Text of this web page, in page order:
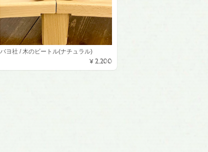
バヨ社 / 木のビートル(ナチュラル)
¥2,200